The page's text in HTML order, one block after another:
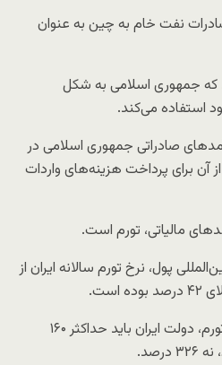
نفت خام به چین به‌ عنوان
که جمهوری اسلامی به شکل
استفاده می‌کند.
صادراتی جمهوری اسلامی در
آن برای پرداخت هزینه‌های واردات
مالیاتی، تورم است.
پول، نرخ تورم سالانه ایران از
بنابراین حتی با احتساب نرخ تورم، دولت ایران باید حداکثر ۱۶۰